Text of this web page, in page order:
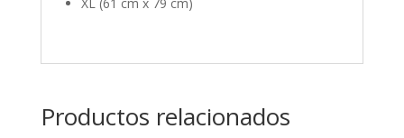
Productos relacionados